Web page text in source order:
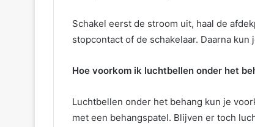
Schakel eerst de stroom uit, haal de
stopcontact of de schakelaar. Daarna
Hoe voorkom ik luchtbellen onder het
Luchtbellen onder het behang kun je
met een behangspatel. Blijven er toch